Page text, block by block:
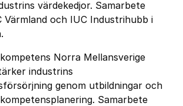
värdekedjor. Samarbete
Värmland och IUC Industrihubb i
Norra Mellansverige
industrins
genom utbildningar och
Samarbete